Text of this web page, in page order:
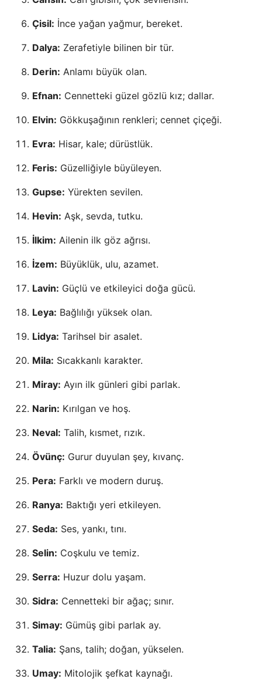
Çisil: İnce yağan yağmur, bereket.
Dalya: Zerafetiyle bilinen bir tür.
Derin: Anlamı büyük olan.
Efnan: Cennetteki güzel gözlü kız; dallar.
Elvin: Gökkuşağının renkleri; cennet çiçeği.
Evra: Hisar, kale; dürüstlük.
Feris: Güzelliğiyle büyüleyen.
Gupse: Yürekten sevilen.
Hevin: Aşk, sevda, tutku.
İlkim: Ailenin ilk göz ağrısı.
İzem: Büyüklük, ulu, azamet.
Lavin: Güçlü ve etkileyici doğa gücü.
Leya: Bağlılığı yüksek olan.
Lidya: Tarihsel bir asalet.
Mila: Sıcakkanlı karakter.
Miray: Ayın ilk günleri gibi parlak.
Narin: Kırılgan ve hoş.
Neval: Talih, kısmet, rızık.
Övünç: Gurur duyulan şey, kıvanç.
Pera: Farklı ve modern duruş.
Ranya: Baktığı yeri etkileyen.
Seda: Ses, yankı, tını.
Selin: Coşkulu ve temiz.
Serra: Huzur dolu yaşam.
Sidra: Cennetteki bir ağaç; sınır.
Simay: Gümüş gibi parlak ay.
Talia: Şans, talih; doğan, yükselen.
Umay: Mitolojik şefkat kaynağı.